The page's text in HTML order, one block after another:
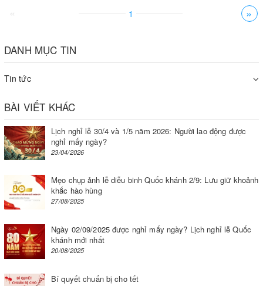
« 1 »
DANH MỤC TIN
Tin tức
BÀI VIẾT KHÁC
Lịch nghỉ lễ 30/4 và 1/5 năm 2026: Người lao động được
nghỉ mấy ngày?
23/04/2026
Mẹo chụp ảnh lễ diễu binh Quốc khánh 2/9: Lưu giữ khoảnh
khắc hào hùng
27/08/2025
Ngày 02/09/2025 được nghỉ mấy ngày? Lịch nghỉ lễ Quốc
khánh mới nhất
20/08/2025
Bí quyết chuẩn bị cho tết